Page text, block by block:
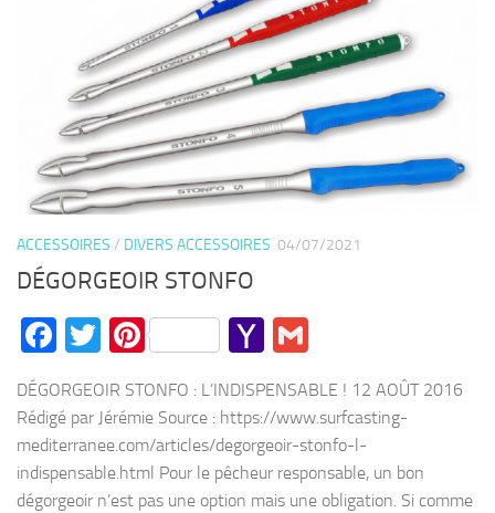
ACCESSOIRES / DIVERS ACCESSOIRES 04/07/2021
DÉGORGEOIR STONFO
Facebook
TwitterPinterestYahoo
DÉGORGEOIR STONFO : L’INDISPENSABLE ! 12 AOÛT 2016
Rédigé par Jérémie Source : https://www.surfcasting-
mediterranee.com/articles/degorgeoir-stonfo-l-
indispensable.html Pour le pêcheur responsable, un bon
dégorgeoir n’est pas une option mais une obligation. Si comme